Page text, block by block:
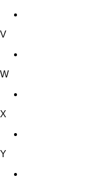
V
W
X
Y